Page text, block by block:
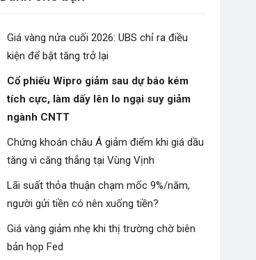
Giá vàng nửa cuối 2026: UBS chỉ ra điều
kiện để bật tăng trở lại
Cổ phiếu Wipro giảm sau dự báo kém
tích cực, làm dấy lên lo ngại suy giảm
ngành CNTT
Chứng khoán châu Á giảm điểm khi giá dầu
tăng vì căng thẳng tại Vùng Vịnh
Lãi suất thỏa thuận chạm mốc 9%/năm,
người gửi tiền có nên xuống tiền?
Giá vàng giảm nhẹ khi thị trường chờ biên
bản họp Fed